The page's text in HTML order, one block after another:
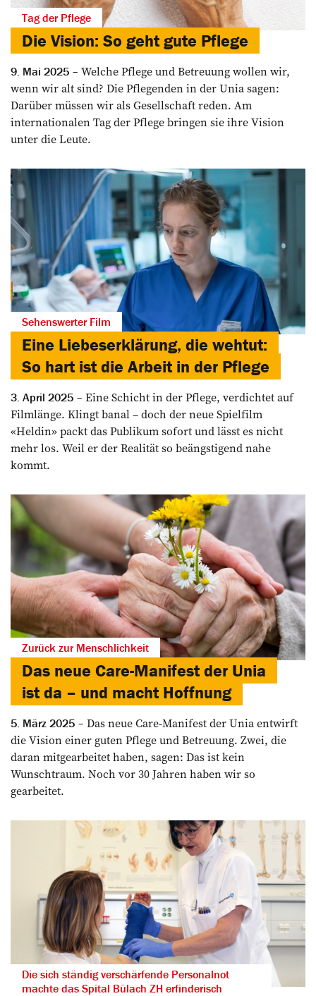
Tag der Pflege
Die Vision: So geht gute Pflege
9. Mai 2025
Welche Pflege und Betreuung wollen wir,
wenn wir alt sind? Die Pflegenden in der Unia sagen:
Darüber müssen wir als Gesellschaft reden. Am
internationalen Tag der Pflege bringen sie ihre Vision
unter die Leute.
Sehenswerter Film
Eine Liebeserklärung, die wehtut:
So hart ist die Arbeit in der Pflege
3. April 2025
Eine Schicht in der ­Pflege, verdichtet auf
Filmlänge. Klingt banal – doch der neue Spielfilm
«Heldin» packt das Publikum sofort und lässt es nicht
mehr los. Weil er der Realität so beängstigend nahe
kommt.
Zurück zur Menschlichkeit
Das neue Care-Manifest der Unia
ist da – und macht Hoffnung
5. März 2025
Das neue Care-Manifest der Unia entwirft
die Vision einer guten Pflege und Betreuung. Zwei, die
daran mitgearbeitet haben, sagen: Das ist kein
Wunschtraum. Noch vor 30 Jahren haben wir so
gearbeitet.
Die sich ständig verschärfende Personalnot
machte das Spital Bülach ZH erfinderisch